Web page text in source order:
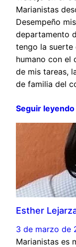
Marianistas
Desempeño
departamento
tengo la suerte
humano con el
de mis tareas,
de familia del
Seguir leyendo
Esther
3 de marzo de
Marianistas es